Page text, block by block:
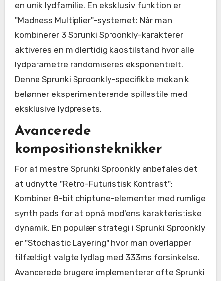
en unik lydfamilie. En eksklusiv funktion er
"Madness Multiplier"-systemet: Når man
kombinerer 3 Sprunki Sproonkly-karakterer
aktiveres en midlertidig kaostilstand hvor alle
lydparametre randomiseres eksponentielt.
Denne Sprunki Sproonkly-specifikke mekanik
belønner eksperimenterende spillestile med
eksklusive lydpresets.
Avancerede
kompositionsteknikker
For at mestre Sprunki Sproonkly anbefales det
at udnytte "Retro-Futuristisk Kontrast":
Kombiner 8-bit chiptune-elementer med rumlige
synth pads for at opnå mod'ens karakteristiske
dynamik. En populær strategi i Sprunki Sproonkly
er "Stochastic Layering" hvor man overlapper
tilfældigt valgte lydlag med 333ms forsinkelse.
Avancerede brugere implementerer ofte Sprunki